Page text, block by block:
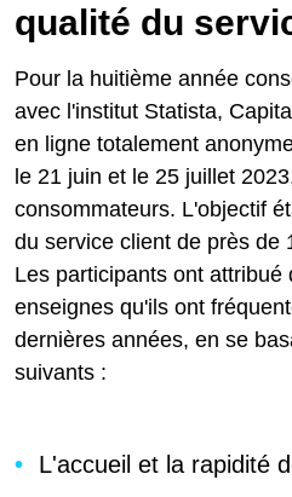
qualité du
Pour la huitième année
avec l'institut Statista,
en ligne totalement
le 21 juin et le 25 juillet
consommateurs. L'objectif
du service client de près de
Les participants ont attribué
enseignes qu'ils ont
dernières années, en se
suivants :
L'accueil et la rapidité